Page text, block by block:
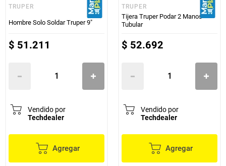
TRUPER
Hombre Solo Soldar Truper 9"
$ 51.211
Vendido por
Techdealer
Agregar
TRUPER
Tijera Truper Podar 2 Manos
Tubular
$ 52.692
Vendido por
Techdealer
Agregar